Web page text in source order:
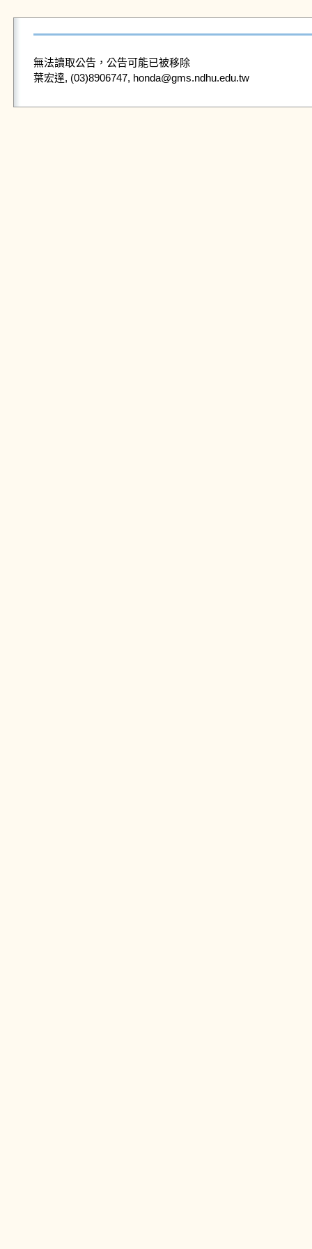
無法讀取公告，公告可能已被移除
葉宏達, (03)8906747, honda@gms.ndhu.edu.tw